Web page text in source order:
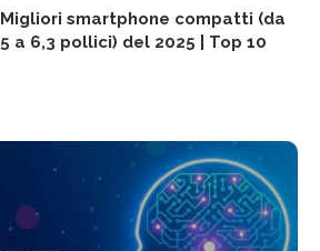
Migliori smartphone compatti (da
5 a 6,3 pollici) del 2025 | Top 10